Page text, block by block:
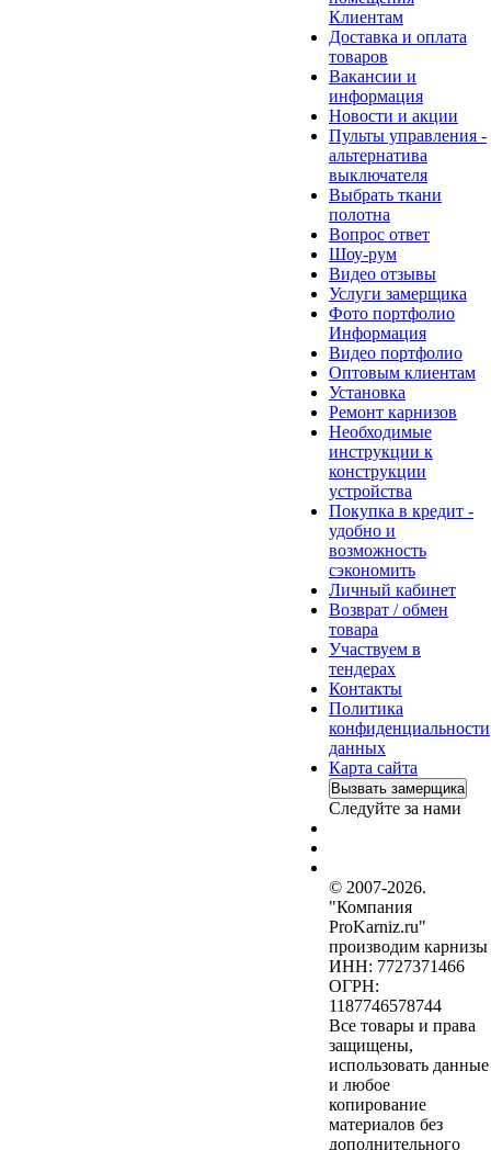
Клиентам
Доставка и оплата
товаров
Вакансии и
информация
Новости и акции
Пульты управления -
альтернатива
выключателя
Выбрать ткани
полотна
Вопрос ответ
Шоу-рум
Видео отзывы
Услуги замерщика
Фото портфолио
Информация
Видео портфолио
Оптовым клиентам
Установка
Ремонт карнизов
Необходимые
инструкции к
конструкции
устройства
Покупка в кредит -
удобно и
возможность
сэкономить
Личный кабинет
Возврат / обмен
товара
Участвуем в
тендерах
Контакты
Политика
конфиденциальности
данных
Карта сайта
Вызвать замерщика
Следуйте за нами
© 2007-2026.
"Компания
ProKarniz.ru"
производим карнизы
ИНН: 7727371466
ОГРН:
1187746578744
Все товары и права
защищены,
использовать данные
и любое
копирование
материалов без
дополнительного